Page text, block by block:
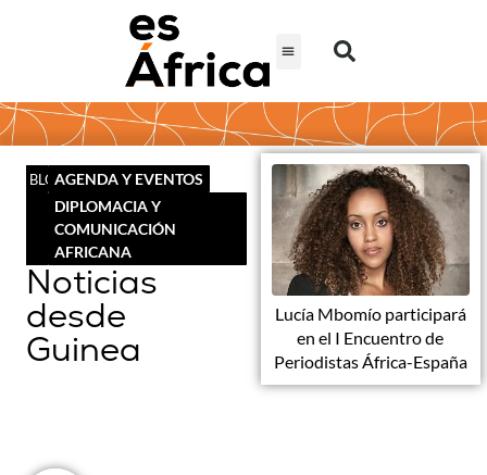
BLOGAGENDA Y EVENTOS
DIPLOMACIA Y
COMUNICACIÓN
AFRICANA
Noticias
desde
Guinea
Lucía Mbomío participará
en el I Encuentro de
Periodistas África-España